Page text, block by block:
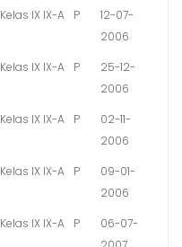
Kelas IX IX-A P
12-07-
2006
Kelas IX IX-A P
25-12-
2006
Kelas IX IX-A P
02-11-
2006
Kelas IX IX-A P
09-01-
2006
Kelas IX IX-A P
06-07-